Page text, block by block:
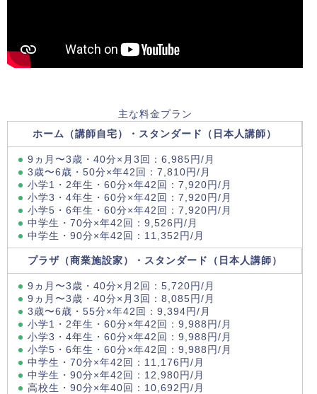
主な料金プラン
ホーム（講師自宅）・スタンダード（日本人講師）
9ヵ月〜3歳・40分×月3回：6,985円/月
3歳〜6歳・50分×年42回：7,810円/月
小学1・2年生・60分×年42回：7,920円/月
小学3・4年生・60分×年42回：7,920円/月
小学5・6年生・60分×年42回：7,920円/月
中学生・70分×年42回：9,526円/月
中学生・90分×年42回：11,352円/月
プラザ（商業施設家）・スタンダード（日本人講師）
9ヵ月〜3歳・40分×月2回：5,720円/月
9ヵ月〜3歳・40分×月3回：8,085円/月
3歳〜6歳・55分×年42回：9,394円/月
小学1・2年生・60分×年42回：9,988円/月
小学3・4年生・60分×年42回：9,988円/月
小学5・6年生・60分×年42回：9,988円/月
中学生・70分×年42回：11,176円/月
中学生・90分×年42回：12,980円/月
高校生・90分×年40回：10,692円/月